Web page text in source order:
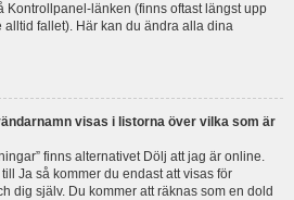
Kontrollpanel-länken (finns oftast längst upp
fallet). Här kan du ändra alla dina
visas i listorna över vilka som är
finns alternativet Dölj att jag är online.
Ja så kommer du endast att visas för
dig själv. Du kommer att räknas som en dold